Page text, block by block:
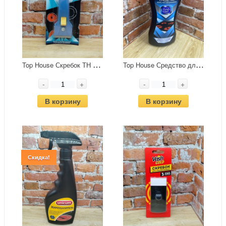
T
op House Скребок ТН VSR2 для чистки стеклокерамических поверхностей
-
+
В корзину
T
op House Средство для стеклокерамики 320 мл
-
+
В корзину
Скидка!